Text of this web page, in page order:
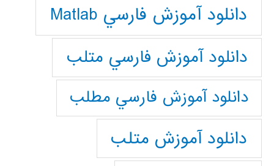
دانلود آموزش فارسي Matlab
دانلود آموزش فارسي متلب
دانلود آموزش فارسي مطلب
دانلود آموزش متلب